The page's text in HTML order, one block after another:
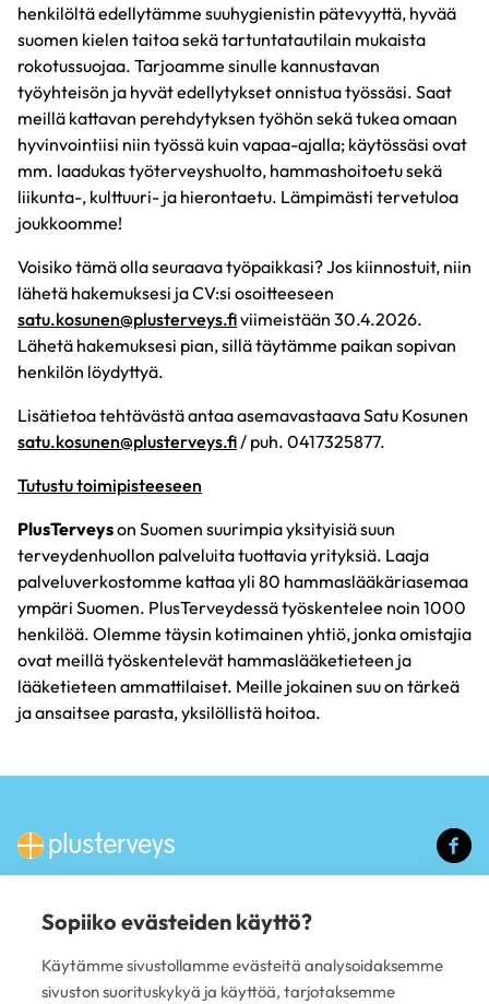
henkilöltä edellytämme suuhygienistin pätevyyttä, hyvää
suomen kielen taitoa sekä tartuntatautilain mukaista
rokotussuojaa. Tarjoamme sinulle kannustavan
työyhteisön ja hyvät edellytykset onnistua työssäsi. Saat
meillä kattavan perehdytyksen työhön sekä tukea omaan
hyvinvointiisi niin työssä kuin vapaa-ajalla; käytössäsi ovat
mm. laadukas työterveyshuolto, hammashoitoetu sekä
liikunta-, kulttuuri- ja hierontaetu. Lämpimästi tervetuloa
joukkoomme!
Voisiko tämä olla seuraava työpaikkasi? Jos kiinnostuit, niin
lähetä hakemuksesi ja CV:si osoitteeseen
satu.kosunen@plusterveys.fiviimeistään 30.4.2026.
Lähetä hakemuksesi pian, sillä täytämme paikan sopivan
henkilön löydyttyä.
Lisätietoa tehtävästä antaa asemavastaava Satu Kosunen
satu.kosunen@plusterveys.fi/ puh. 0417325877.
Tutustu toimipisteeseen
PlusTerveyson Suomen suurimpia yksityisiä suun
terveydenhuollon palveluita tuottavia yrityksiä. Laaja
palveluverkostomme kattaa yli 80 hammaslääkäriasemaa
ympäri Suomen. PlusTerveydessä työskentelee noin 1000
henkilöä. Olemme täysin kotimainen yhtiö, jonka omistajia
ovat meillä työskentelevät hammaslääketieteen ja
lääketieteen ammattilaiset. Meille jokainen suu on tärkeä
ja ansaitsee parasta, yksilöllistä hoitoa.
PALVELUT
Hammashoito
Mielenterveys
Sopiiko evästeiden käyttö?
Käytämme sivustollamme evästeitä analysoidaksemme
sivuston suorituskykyä ja käyttöä, tarjotaksemme